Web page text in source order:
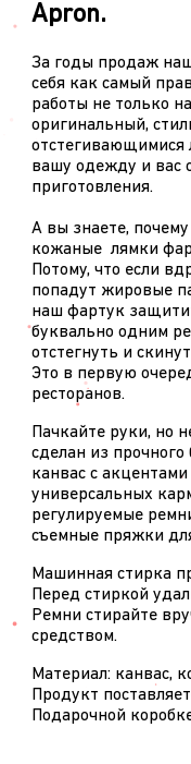
Apron.
За годы продаж
себя как самый
работы не только
оригинальный,
вашу одежду и вас
приготовления.
А вы знаете,
кожаные лямки
Потому, что если
попадут жировые
наш фартук
буквально одним
отстегнуть и
Это в первую
ресторанов.
Пачкайте руки, но
сделан из прочного
канвас с
универсальных
регулируемые
съемные пряжки
Машинная стирка
Перед стиркой
Ремни стирайте
средством.
Материал: канвас,
Продукт
Подарочной